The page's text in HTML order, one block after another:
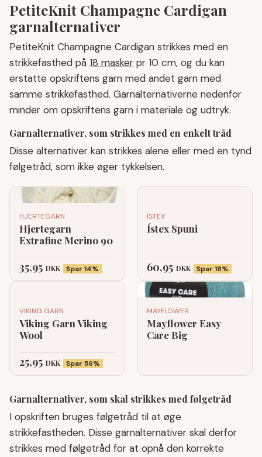
PetiteKnit Champagne Cardigan
garnalternativer
PetiteKnit Champagne Cardigan strikkes med en
strikkefasthed på 18 masker pr 10 cm, og du kan
erstatte opskriftens garn med andet garn med
samme strikkefasthed. Garnalternativerne nedenfor
minder om opskriftens garn i materiale og udtryk.
Garnalternativer, som strikkes med en enkelt tråd
Disse alternativer kan strikkes alene eller med en tynd
følgetråd, som ikke øger tykkelsen.
HJERTEGARN
Hjertegarn
Extrafine Merino 90
35,95 DKK Spar 14%
ÍSTEX
Ístex Spuni
60,95 DKK Spar 18%
VIKING GARN
Viking Garn Viking
Wool
25,95 DKK Spar 56%
MAYFLOWER
Mayflower Easy
Care Big
Garnalternativer, som skal strikkes med følgetråd
I opskriften bruges følgetråd til at øge
strikkefastheden. Disse garnalternativer skal derfor
strikkes med følgetråd for at opnå den korrekte